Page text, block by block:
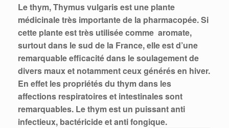
Le thym, Thymus vulgaris est une plante
médicinale très importante de la pharmacopée.Si
cette plante est très utilisée comme aromate,
surtout dans le sud de la France, elle est d’une
remarquable efficacité dans le soulagement de
divers maux et notamment ceux générés en hiver.
En effet les propriétés du thym dans les
affections respiratoires et intestinales sont
remarquables. Le thym est un puissant anti
infectieux, bactéricide et anti fongique.